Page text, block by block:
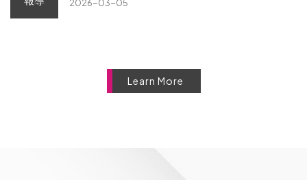
屬中心簽署MOU 領航 AI機器人智慧智造
2026-03-05
Learn More